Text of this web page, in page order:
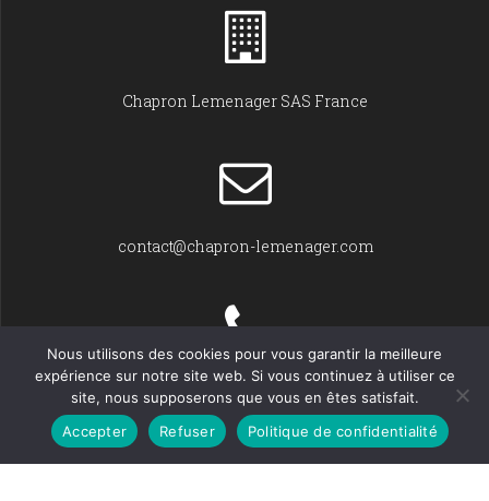
Chapron Lemenager SAS France
contact@chapron-lemenager.com
+33 (0)2 31 22 02 55
Nous utilisons des cookies pour vous garantir la meilleure
expérience sur notre site web. Si vous continuez à utiliser ce
site, nous supposerons que vous en êtes satisfait.
Accepter
Refuser Politique de confidentialité